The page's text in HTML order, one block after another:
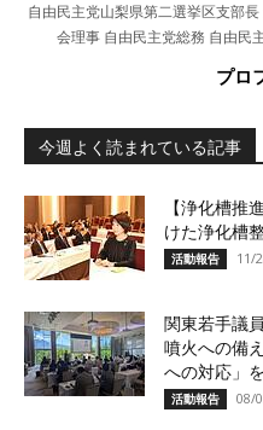
自由民主党山梨県第二選挙区支部
会理事 自由民主党総務 自由民
プロ
今週よく読まれている記事
【浄化槽推
けた浄化槽
活動報告 11/
関東若手議
噴火への備
への対応」
活動報告 08/